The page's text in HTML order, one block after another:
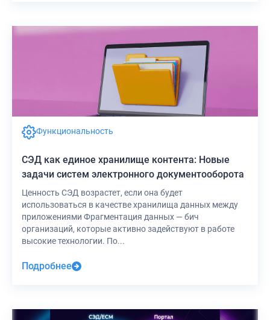
Функциональность
СЭД как единое хранилище контента: Новые
задачи систем электронного документооборота
Ценность СЭД возрастет, если она будет
использоваться в качестве хранилища данных между
приложениями Фрагментация данных — бич
организаций, которые активно задействуют в работе
высокие технологии. По...
Подробнее